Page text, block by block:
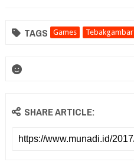
TAGS Games Tebakgambar
SHARE ARTICLE: